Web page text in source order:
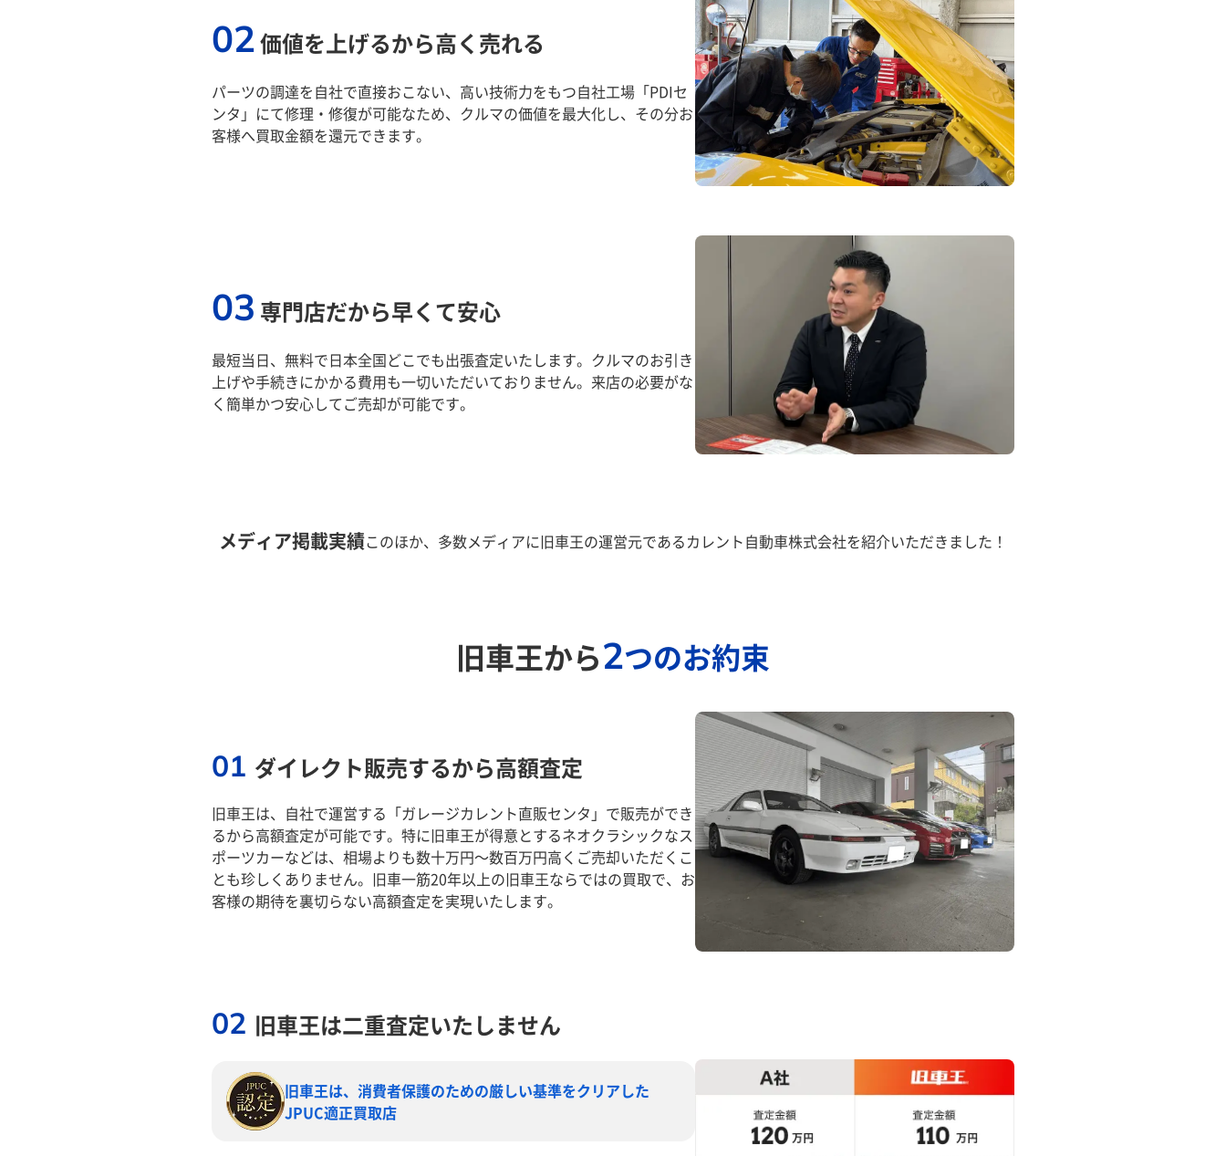
02価値を上げるから高く売れる
パーツの調達を自社で直接おこない、高い技術力をもつ自社工場「PDIセ
ンタ」にて修理・修復が可能なため、クルマの価値を最大化し、その分お
客様へ買取金額を還元できます。
03 専門店だから早くて安心
最短当日、無料で日本全国どこでも出張査定いたします。クルマのお引き
上げや手続きにかかる費用も一切いただいておりません。来店の必要がな
く簡単かつ安心してご売却が可能です。
メディア掲載実績このほか、多数メディアに旧車王の運営元であるカレント自動車株式会社を紹介いただきました！
旧車王から2つのお約束
01 ダイレクト販売するから高額査定
旧車王は、自社で運営する「ガレージカレント直販センタ」で販売ができ
るから高額査定が可能です。特に旧車王が得意とするネオクラシックなス
ポーツカーなどは、相場よりも数十万円～数百万円高くご売却いただくこ
とも珍しくありません。旧車一筋20年以上の旧車王ならではの買取で、お
客様の期待を裏切らない高額査定を実現いたします。
02 旧車王は二重査定いたしません
旧車王は、消費者保護のための厳しい基準をクリアした
JPUC適正買取店